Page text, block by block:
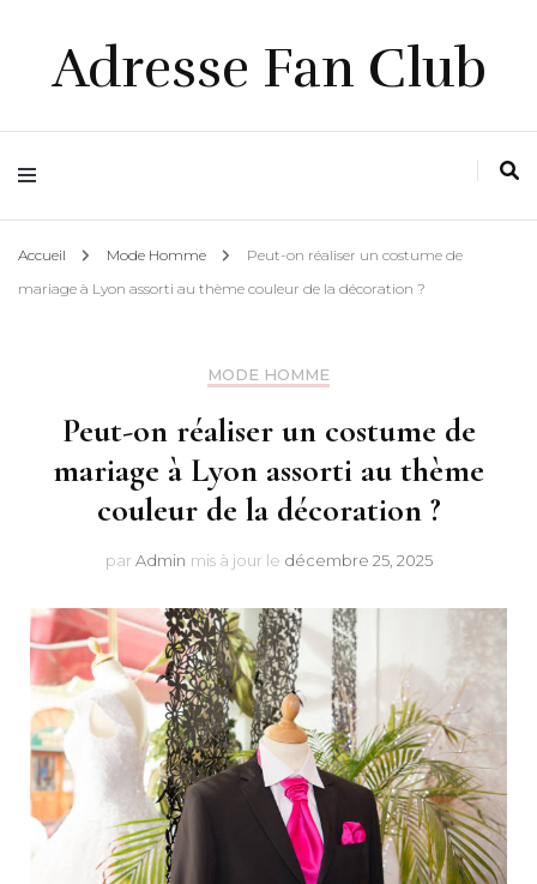
Adresse Fan Club
Accueil Mode Homme
Peut-on réaliser un costume de
mariage à Lyon assorti au thème couleur de la décoration ?
MODE HOMME
Peut-on réaliser un costume de
mariage à Lyon assorti au thème
couleur de la décoration ?
par Admin mis à jour le décembre 25, 2025